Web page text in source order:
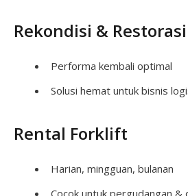
Rekondisi &
Performa kembali optimal
Solusi hemat untuk bisnis
Rental Forklift
Harian, mingguan, bulanan
Cocok untuk pergudangan &